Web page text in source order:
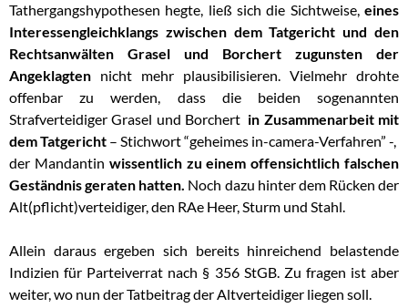
Tathergangshypothesen hegte, ließ sich die Sichtweise, eines
Interessengleichklangs zwischen dem Tatgericht und den
Rechtsanwälten Grasel und Borchert zugunsten der
Angeklagten nicht mehr plausibilisieren. Vielmehr drohte
offenbar zu werden, dass die beiden sogenannten
Strafverteidiger Grasel und Borchert in Zusammenarbeit mit
dem Tatgericht – Stichwort “geheimes in-camera-Verfahren” -,
der Mandantin wissentlich zu einem offensichtlich falschen
Geständnis geraten hatten. Noch dazu hinter dem Rücken der
Alt(pflicht)verteidiger, den RAe Heer, Sturm und Stahl.
Allein daraus ergeben sich bereits hinreichend belastende
Indizien für Parteiverrat nach § 356 StGB. Zu fragen ist aber
weiter, wo nun der Tatbeitrag der Altverteidiger liegen soll.